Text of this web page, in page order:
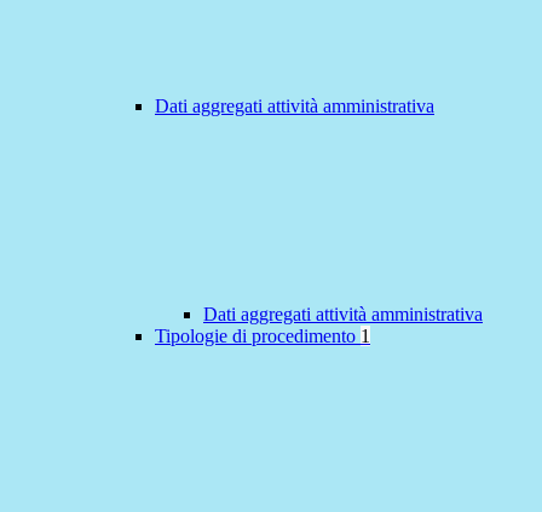
Dati aggregati attività amministrativa
Dati aggregati attività amministrativa
Tipologie di procedimento 1